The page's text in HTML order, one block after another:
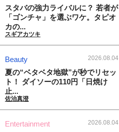
スタバの強力ライバルに？ 若者が
「ゴンチャ」を選ぶワケ。タピオ
カの...
スギアカツキ
Beauty 2026.08.04
夏の“ベタベタ地獄”が秒でリセッ
ト！ ダイソーの110円「日焼け
止...
佐治真澄
Entertainment 2026.08.04